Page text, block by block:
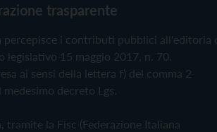
trasparente
percepisce i contributi pubblici all'editoria
legislativo 15 maggio 2017, n. 70.
ai sensi della lettera f) del comma 2
decreto Lgs.
tramite la Fisc (Federazione Italiana